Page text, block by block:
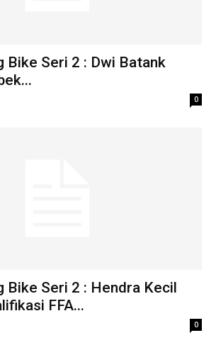
Bike Seri 2 : Dwi Batank
0
Bike Seri 2 : Hendra Kecil
FFA...
0